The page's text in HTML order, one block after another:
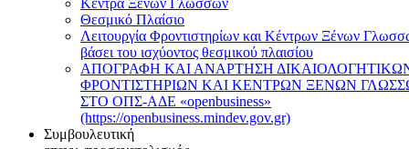
Κέντρα Ξένων Γλωσσών
Θεσμικό Πλαίσιο
Λειτουργία Φροντιστηρίων και Κέντρων Ξένων
βάσει του ισχύοντος θεσμικού πλαισίου
ΑΠΟΓΡΑΦΗ ΚΑΙ ΑΝΑΡΤΗΣΗ
ΦΡΟΝΤΙΣΤΗΡΙΩΝ ΚΑΙ ΚΕΝΤΡΩΝ ΞΕΝΩΝ
ΣΤΟ ΟΠΣ-ΑΔΕ «openbusiness»
(https://openbusiness.mindev.gov.gr)
Συμβουλευτική